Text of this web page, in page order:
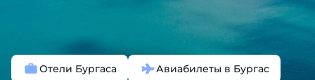
Отели Бургаса Авиабилеты в Бургас